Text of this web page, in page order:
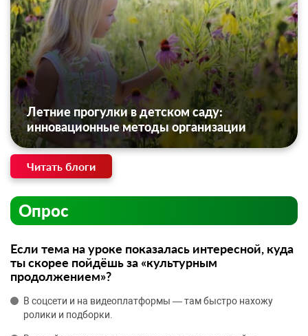
Летние прогулки в детском саду:
инновационные методы организации
Читать блоги
Опрос
Если тема на уроке показалась интересной, куда
ты скорее пойдёшь за «культурным
продолжением»?
В соцсети и на видеоплатформы — там быстро нахожу
ролики и подборки.